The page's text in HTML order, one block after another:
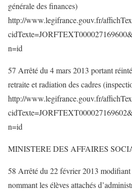
générale des finances)
http://www.legifrance.gouv.fr/
n=id
57 Arrêté du 4 mars 2013 portant
retraite et radiation des cadres
http://www.legifrance.gouv.fr/
n=id
MINISTERE DES AFFAIRES
58 Arrêté du 22 février 2013
nommant les élèves attachés